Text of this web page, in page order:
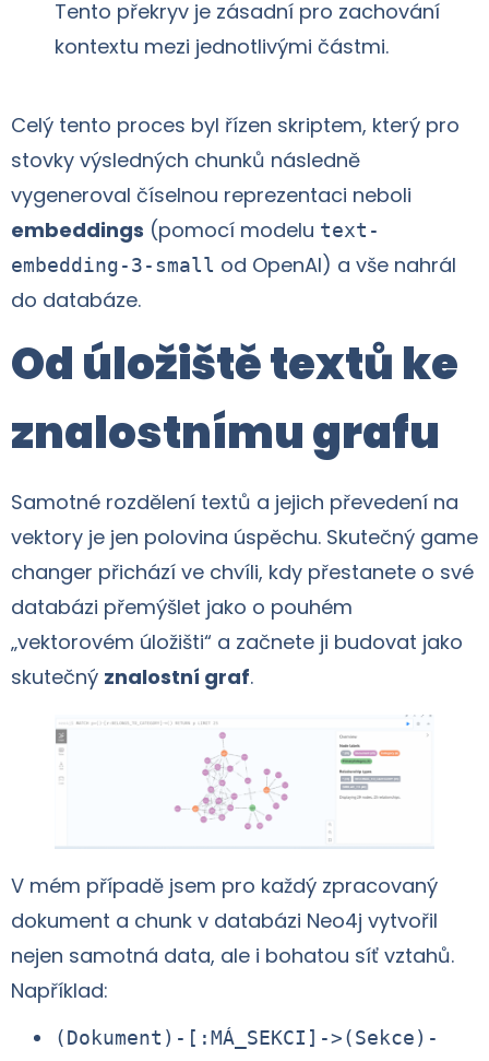
Tento překryv je zásadní pro zachování
kontextu mezi jednotlivými částmi.
Celý tento proces byl řízen skriptem, který pro
stovky výsledných chunků následně
vygeneroval číselnou reprezentaci neboli
embeddings (pomocí modelu text-
embedding-3-small od OpenAI) a vše nahrál
do databáze.
Od úložiště textů ke
znalostnímu grafu
Samotné rozdělení textů a jejich převedení na
vektory je jen polovina úspěchu. Skutečný game
changer přichází ve chvíli, kdy přestanete o své
databázi přemýšlet jako o pouhém
„vektorovém úložišti“ a začnete ji budovat jako
skutečný znalostní graf.
V mém případě jsem pro každý zpracovaný
dokument a chunk v databázi Neo4j vytvořil
nejen samotná data, ale i bohatou síť vztahů.
Například:
(Dokument)-[:MÁ_SEKCI]->(Sekce)-